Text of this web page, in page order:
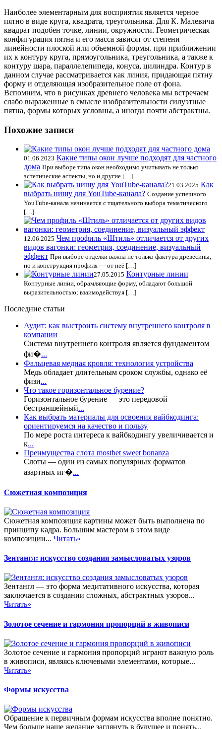
Наиболее элементарным для восприятия является черное
пятно в виде круга, квадрата, треугольника. Для К. Малевича
квадрат подобен точке, линии, окружности. Геометрическая
конфигурация пятна и его масса зависят от степени
линейности плоской или объемной формы. при приближении
их к контуру круга, прямоугольника, треугольника, а также к
контуру шара, параллелепипеда, конуса, цилиндра. Контур в
данном случае рассматривается как линия, придающая пятну
форму и отделяющая изобразительное поле от фона.
Вспомним, что в рисунках древнего человека мы встречаем
слабо выраженные в смысле изобразительности силуэтные
пятна, формы которых условны, а иногда почти абстрактны.
Похожие записи
01.06.2023 Какие типы окон лучше подходят для частного
дома При выборе типа окон необходимо учитывать не только
эстетические аспекты, но и другие […]
21.03.2025 Как
выбрать нишу для YouTube-канала? Создание успешного
YouTube-канала начинается с тщательного выбора тематического
[…]
12.06.2025 Чем профиль «Штиль» отличается от других
видов вагонки: геометрия, соединение, визуальный
эффект При выборе отделки важна не только фактура древесины,
но и конструкция профиля — от неё […]
27.05.2015 Контурные линии
Контурные линии, обрамляющие форму, обладают большой
выразительностью; взаимодействуя […]
Последние статьи
Аудит: как выстроить систему внутреннего контроля в
компании
Система внутреннего контроля является фундаментом
фи�...
Фальцевая медная кровля: технология устройства
Медь обладает длительным сроком службы, однако её
физи...
Что такое горизонтальное бурение?
Горизонтальное бурение — это передовой
бестраншейный...
Как выбрать материалы для освоения вайбкодинга:
ориентируемся на качество и пользу
По мере роста интереса к вайбкодингу увеличивается и
к...
Преимущества слота mostbet sweet bonanza
Слоты — один из самых популярных форматов
азартных иг�...
Сюжетная композиция
Сюжетная композиция картины может быть выполнена по
принципу кадра. Большим мастером в этом виде
композиции... Читать»
Зентангл: искусство создания замысловатых узоров
Зентангл — это форма медитативного искусства, которая
заключается в создании сложных, абстрактных узоров...
Читать»
Золотое сечение и гармония пропорций в живописи
Золотое сечение и гармония пропорций играют важную роль
в живописи, являясь ключевыми элементами, которые...
Читать»
Формы искусства
Обращение к первичным формам искусства вполне понятно.
Чем больше наше желание заглянуть в будущее и понять...